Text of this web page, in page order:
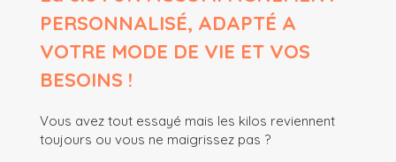
PERSONNALISÉ, ADAPTÉ A
VOTRE MODE DE VIE ET VOS
BESOINS !
Vous avez tout essayé mais les kilos reviennent
toujours ou vous ne maigrissez pas ?